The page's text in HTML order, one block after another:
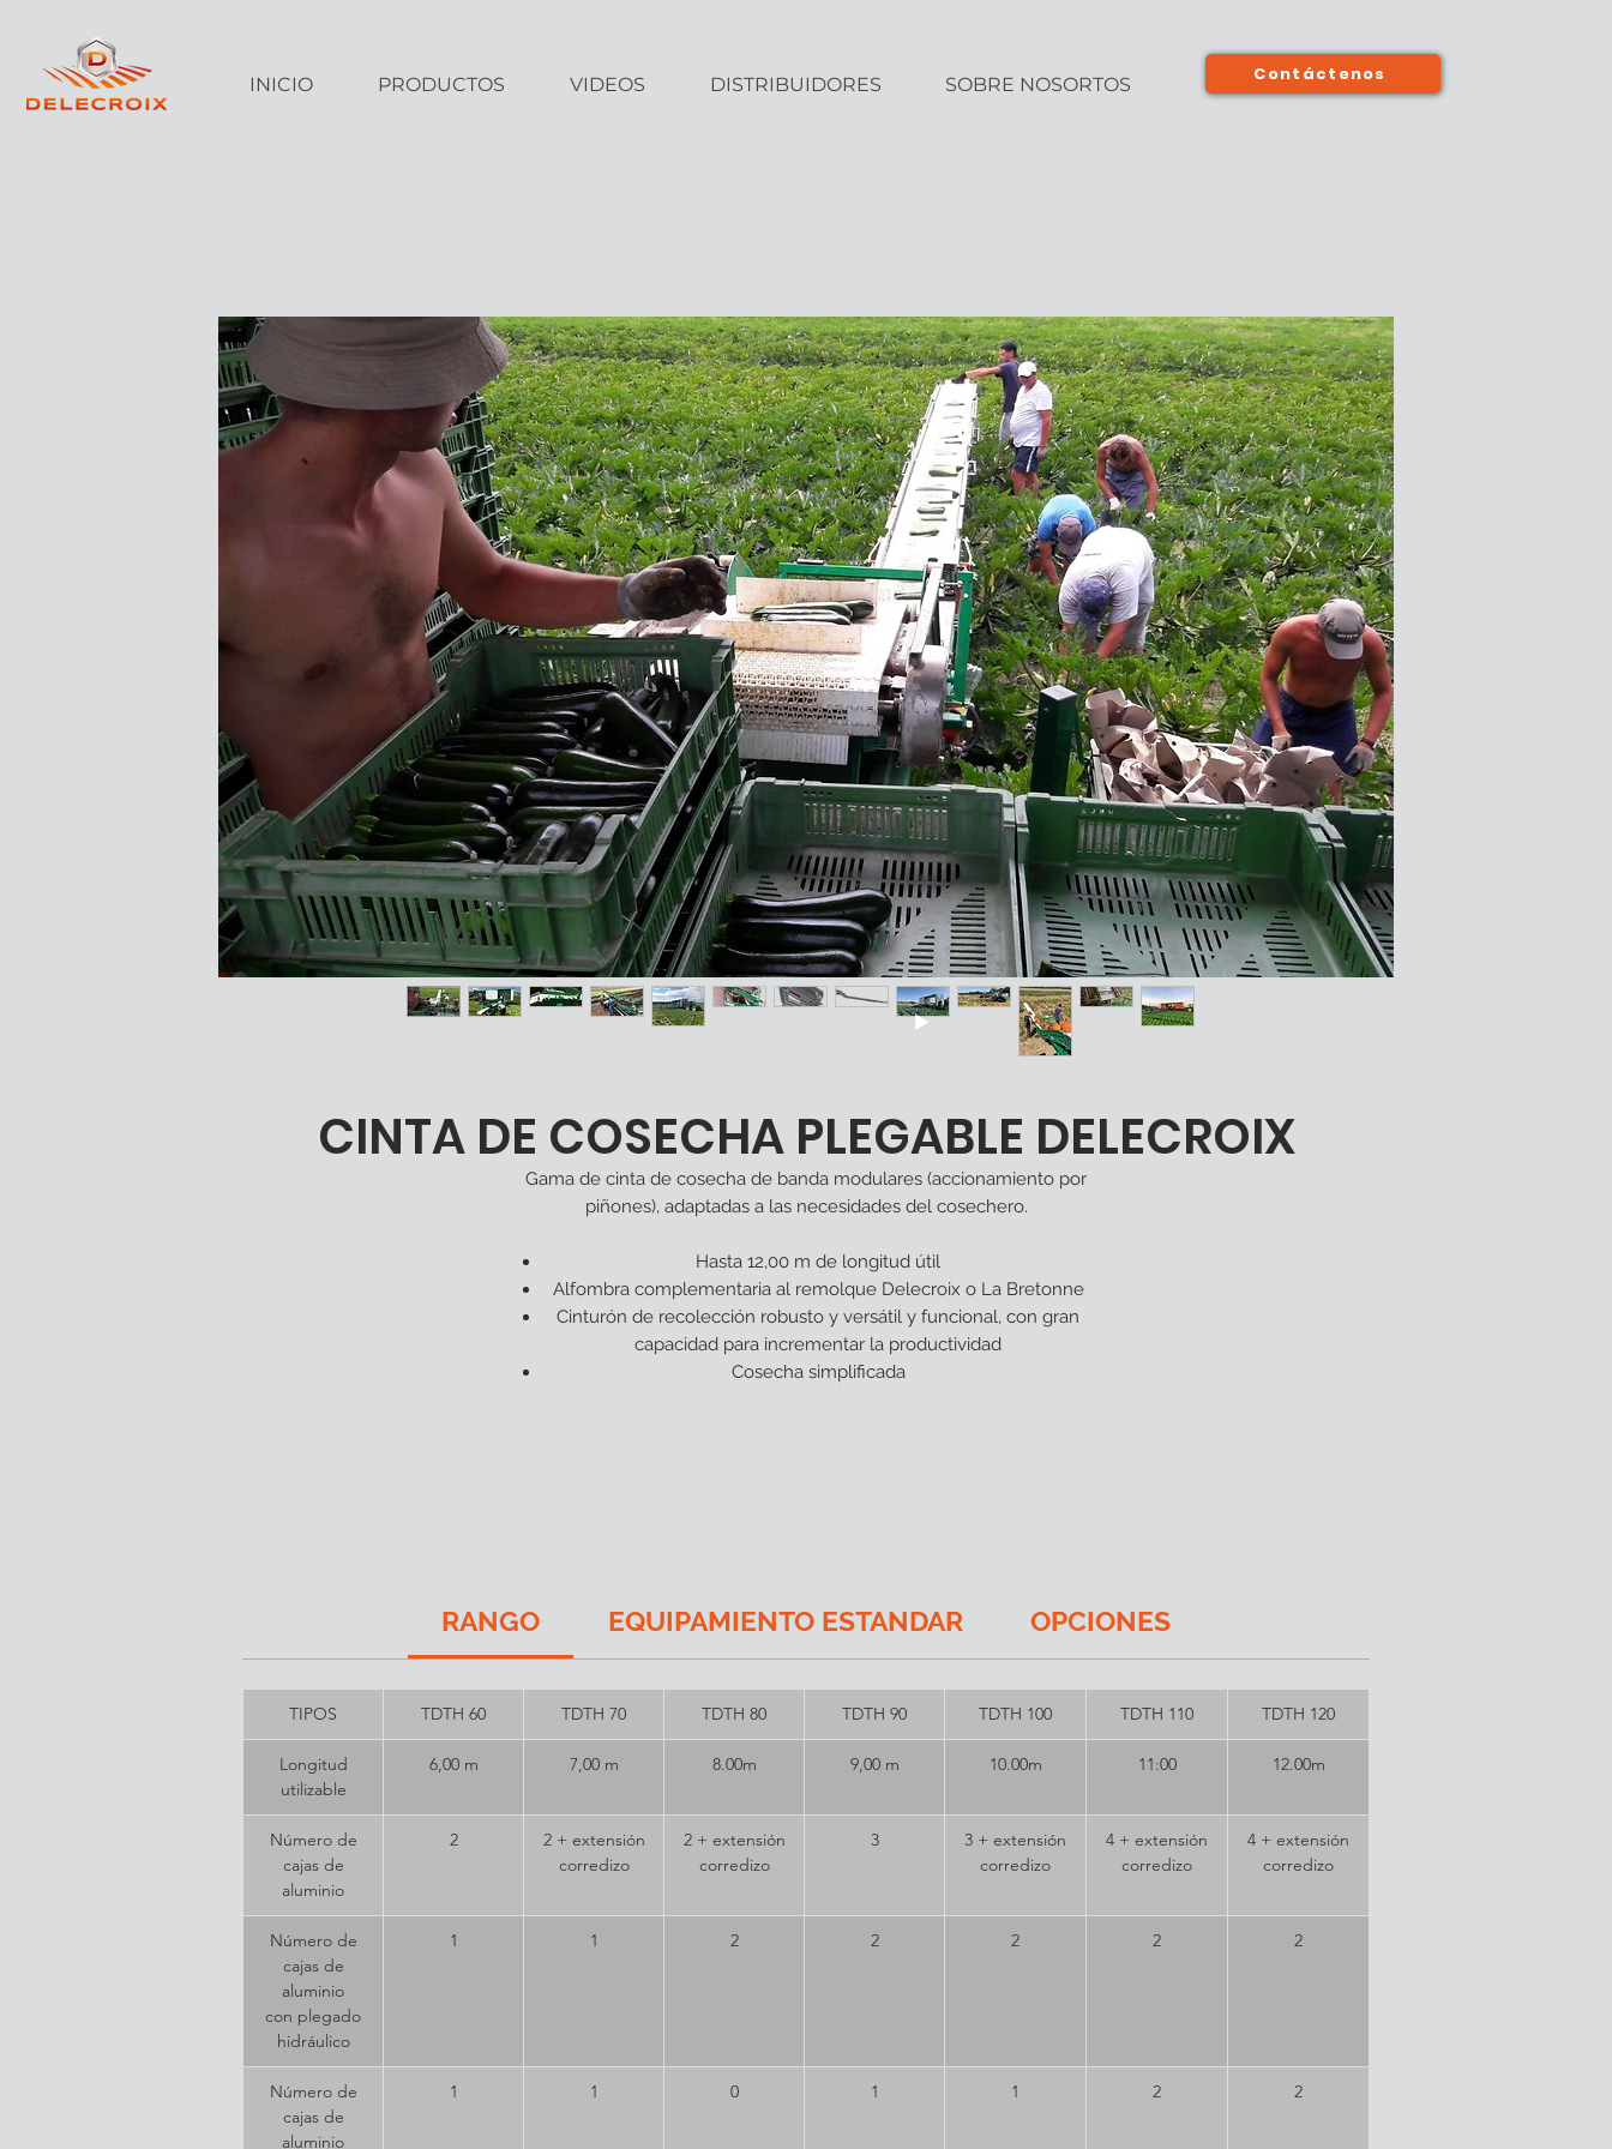
INICIO PRODUCTOS VIDEOS DISTRIBUIDORES SOBRE NOSORTOS Contáctenos
CINTA DE COSECHA PLEGABLE DELECROIX
Gama de cinta de cosecha de banda modulares (accionamiento por
piñones), adaptadas a las necesidades del cosechero.
Hasta 12,00 m de longitud útil
Alfombra complementariaal remolque Delecroix o La Bretonne
Cinturón de recolección robusto y versátil y funcional, con gran
capacidad para incrementar la productividad
Cosecha simplificada
RANGO EQUIPAMIENTO ESTANDAR OPCIONES
TIPOS TDTH 60 TDTH 70 TDTH 80 TDTH 90 TDTH 100 TDTH 110 TDTH 120
Longitud
utilizable
6,00 m 7,00 m 8.00m 9,00 m 10.00m 11:00 12.00m
Número de
cajas de
aluminio
2
2 + extensión
corredizo
2 + extensión
corredizo
3
3 + extensión
corredizo
4 + extensión
corredizo
4 + extensión
corredizo
Número de
cajas de
aluminio
con plegado
hidráulico
1 1 2 2 2 2 2
Número de
cajas de
aluminio
1 1 0 1 1 2 2